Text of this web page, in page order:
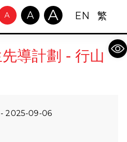
A A A EN 繁
導計劃 - 行山
2025-09-06